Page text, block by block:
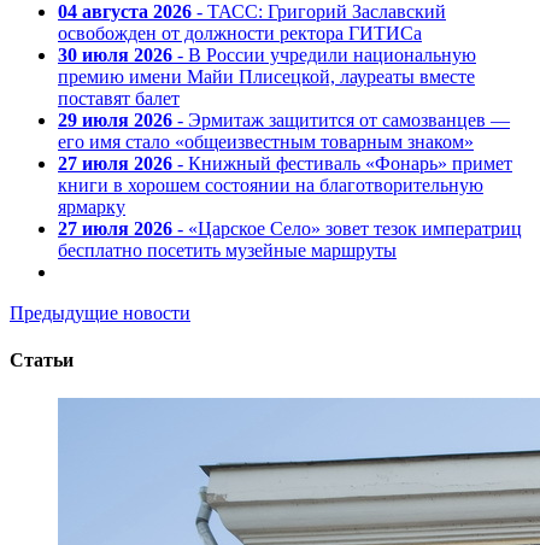
04 августа 2026 - ТАСС: Григорий Заславский
освобожден от должности ректора ГИТИСа
30 июля 2026 - В России учредили национальную
премию имени Майи Плисецкой, лауреаты вместе
поставят балет
29 июля 2026 - Эрмитаж защитится от самозванцев —
его имя стало «общеизвестным товарным знаком»
27 июля 2026 - Книжный фестиваль «Фонарь» примет
книги в хорошем состоянии на благотворительную
ярмарку
27 июля 2026 - «Царское Село» зовет тезок императриц
бесплатно посетить музейные маршруты
Предыдущие новости
Статьи